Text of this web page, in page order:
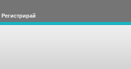
Регистрирай